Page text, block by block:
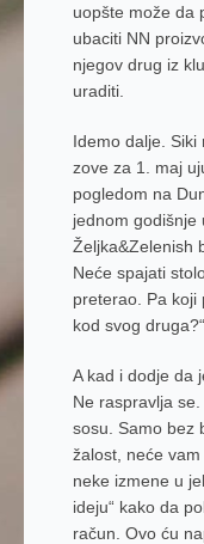
uopšte može da
ubaciti NN
njegov drug iz
uraditi.
Idemo dalje.
zove za 1. maj
pogledom na
jednom godišnje
Željka&Zelenish
Neće spajati
preterao. Pa koji
kod svog
A kad i dodje da
Ne raspravlja
sosu. Samo bez
žalost, neće
neke izmene u
ideju“ kako da
račun. Ovo ću